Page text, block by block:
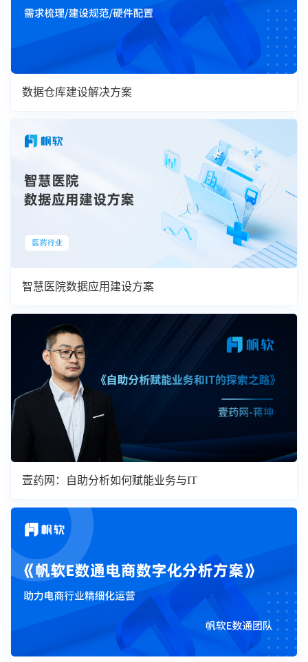
数据仓库建设解决方案
智慧医院数据应用建设方案
壹药网：自助分析如何赋能业务与IT